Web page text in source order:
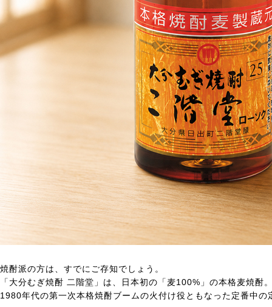
焼酎派の方は、すでにご存知でしょう。
「大分むぎ焼酎 二階堂」は、日本初の「麦100%」の本格麦焼酎
1980年代の第一次本格焼酎ブームの火付け役ともなった定番中の